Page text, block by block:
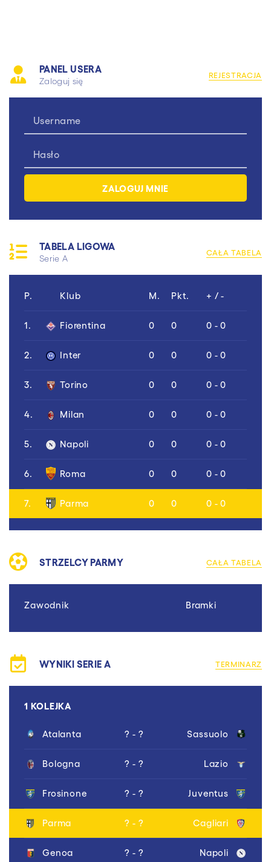
PANEL USERA
Zaloguj się
REJESTRACJA
TABELA LIGOWA
Serie A
CAŁA TABELA
P. Klub M. Pkt. + / -
1. Fiorentina 0 0 0 - 0
2. Inter 0 0 0 - 0
3. Torino 0 0 0 - 0
4. Milan 0 0 0 - 0
5. Napoli 0 0 0 - 0
6. Roma 0 0 0 - 0
7. Parma 0 0 0 - 0
STRZELCY PARMY CAŁA TABELA
Zawodnik Bramki
WYNIKI SERIE A TERMINARZ
1 KOLEJKA
Atalanta ? - ? Sassuolo
Bologna ? - ? Lazio
Frosinone ? - ? Juventus
Parma ? - ? Cagliari
Genoa ? - ? Napoli